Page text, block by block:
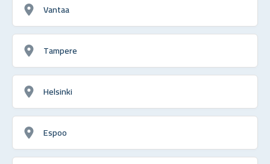
Vantaa
Tampere
Helsinki
Espoo